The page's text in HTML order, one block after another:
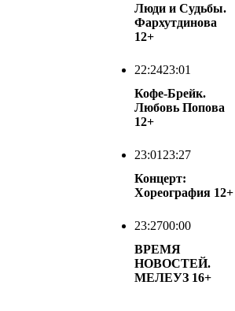
Люди и Судьбы.
Фархутдинова
12+
22:2423:01
Кофе-Брейк.
Любовь Попова
12+
23:01 23:27
Концерт:
Хореография 12+
23:2700:00
ВРЕМЯ
НОВОСТЕЙ.
МЕЛЕУЗ 16+